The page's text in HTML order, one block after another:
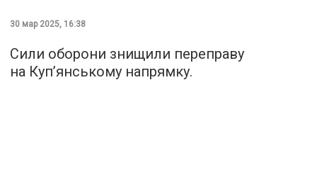
30 мар 2025, 16:38
Сили оборони знищили переправу
на Куп’янському напрямку.